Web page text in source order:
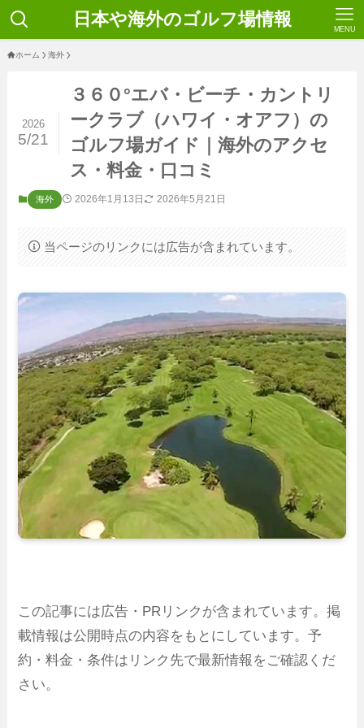
日本や海外のゴルフ場情報 MENU
ホーム 海外
３６０°エバ・ビーチ・カントリ
ークラブ（ハワイ・オアフ）の
ゴルフ場ガイド｜海外のアクセ
ス・料金・口コミ
2026
5/21
海外 2026年1月13日 2026年5月21日
当ページのリンクには広告が含まれています。
この記事には広告・PRリンクが含まれています。掲
載情報は公開時点の内容をもとにしています。予
約・料金・条件はリンク先で最新情報をご確認くだ
さい。